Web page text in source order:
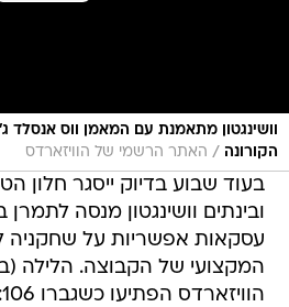
וושינגטון מתאמנת עם המאמן ווס אנסלד
הקורונה / האתר הרשמי של הוויזארדס
ובינתים וושינגטון מנסה
עסקאות אפשריות על שחקניה
המקצועי של הקבוצה. הלילה